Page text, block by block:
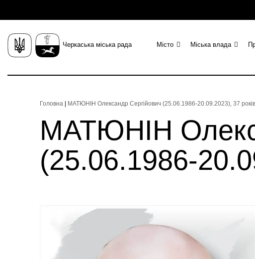
Черкаська міська рада Місто Міська влада
Головна МАТЮНІН Олександр Сергійович (25.06.1986-20.09.2023), 37 років
МАТЮНІН
(25.06.1986-